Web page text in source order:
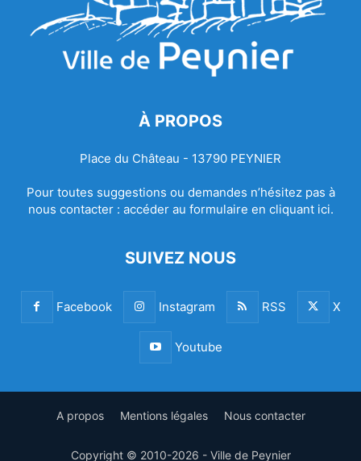
À PROPOS
Place du Château - 13790 PEYNIER
Pour toutes suggestions ou demandes n’hésitez pas à
nous contacter : accéder au formulaire en cliquant ici.
SUIVEZ NOUS
Facebook Instagram RSS X
Youtube
A propos Mentions légales Nous contacter
Copyright © 2010-2026 - Ville de Peynier